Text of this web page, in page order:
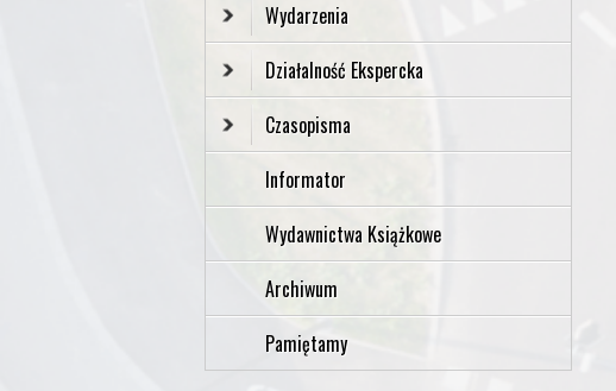
Wydarzenia
Działalność Ekspercka
Czasopisma
Informator
Wydawnictwa Książkowe
Archiwum
Pamiętamy